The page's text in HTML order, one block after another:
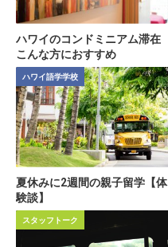
ハワイのコンドミニアム滞在
こんな方におすすめ
ハワイ語学学校
夏休みに2週間の親子留学【体
験談】
スタッフトーク